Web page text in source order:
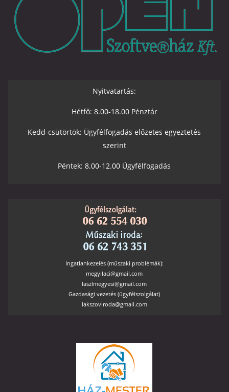
Nyitvatartás:
Hétfő: 8.00-18.00 Pénztár
Kedd-csütörtök: Ügyfélfogadás előzetes egyeztetés
szerint
Péntek: 8.00-12.00 Ügyfélfogadás
Ingatlankezelés (műszaki problémák):
megyilaci@gmail.com
laszlmegyesi@gmail.com
Gazdasági vezetés (ügyfélszolgálat)
lakszoviroda@gmail.com